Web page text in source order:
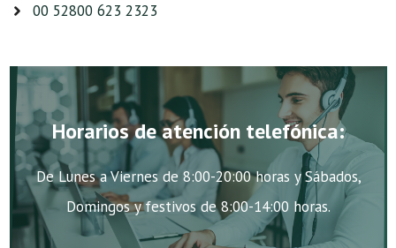
00 52800 623 2323
Horarios de atención telefónica:
De Lunes a Viernes de 8:00-20:00 horas y Sábados,
Domingos y festivos de 8:00-14:00 horas.